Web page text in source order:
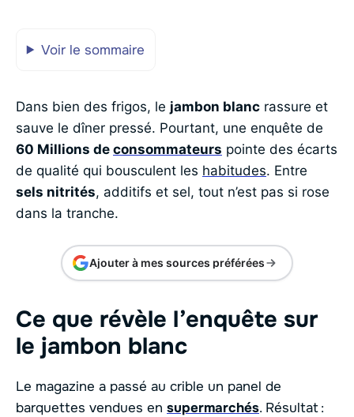
Voir le sommaire
Dans bien des frigos, le jambon blanc rassure et
sauve le dîner pressé. Pourtant, une enquête de
60 Millions de consommateurs pointe des écarts
de qualité qui bousculent les habitudes. Entre
sels nitrités, additifs et sel, tout n’est pas si rose
dans la tranche.
Ajouter à mes sources préférées
Ce que révèle l’enquête sur
le jambon blanc
Le magazine a passé au crible un panel de
barquettes vendues en supermarchés. Résultat :